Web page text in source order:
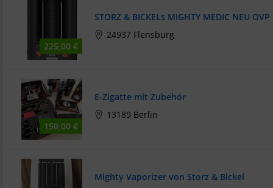
225,00 €
STORZ & BICKELs MIGHTY MEDIC NEU OVP
24937 Flensburg
150,00 €
E-Zigatte mit Zubehör
13189 Berlin
Mighty Vaporizer von Storz & Bickel